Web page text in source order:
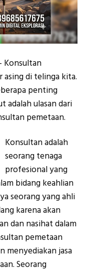
Konsultan
asing di telinga kita.
penting
adalah ulasan dari
pemetaan.
Konsultan adalah
seorang tenaga
profesional yang
bidang keahlian
seorang yang ahli
karena akan
dan nasihat dalam
pemetaan
menyediakan jasa
Seorang